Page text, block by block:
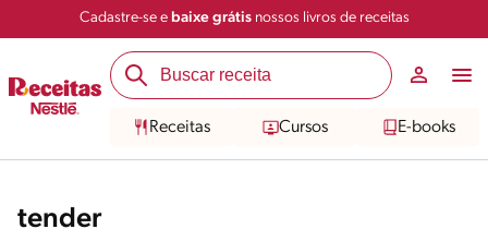
Cadastre-se e baixe grátisnossos livros de receitas
Receitas Cursos E-books
tender